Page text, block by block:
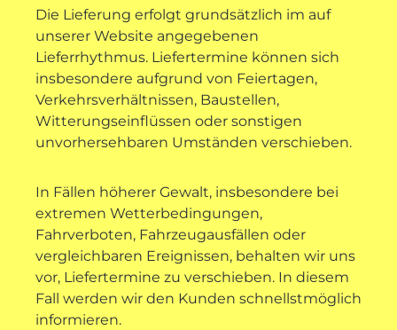
Die Lieferung erfolgt grundsätzlich im auf
unserer Website angegebenen
Lieferrhythmus. Liefertermine können sich
insbesondere aufgrund von Feiertagen,
Verkehrsverhältnissen, Baustellen,
Witterungseinflüssen oder sonstigen
unvorhersehbaren Umständen verschieben.
In Fällen höherer Gewalt, insbesondere bei
extremen Wetterbedingungen,
Fahrverboten, Fahrzeugausfällen oder
vergleichbaren Ereignissen, behalten wir uns
vor, Liefertermine zu verschieben. In diesem
Fall werden wir den Kunden schnellstmöglich
informieren.